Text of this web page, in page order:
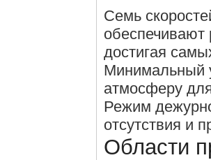
Семь
обеспечивают
достигая
Минимальный
атмосферу
Режим
отсутствия и
Области